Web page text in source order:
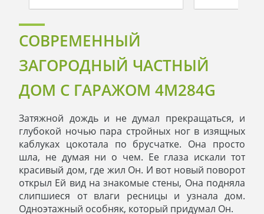
СОВРЕМЕННЫЙ
ЗАГОРОДНЫЙ ЧАСТНЫЙ
ДОМ С ГАРАЖОМ 4M284G
Затяжной дождь и не думал прекращаться, и
глубокой ночью пара стройных ног в изящных
каблуках цокотала по брусчатке. Она просто
шла, не думая ни о чем. Ее глаза искали тот
красивый дом, где жил Он. И вот новый поворот
открыл Ей вид на знакомые стены, Она подняла
слипшиеся от влаги ресницы и узнала дом.
Одноэтажный особняк, который придумал Он.